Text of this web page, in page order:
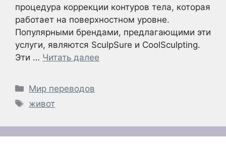
процедура коррекции контуров тела, которая
работает на поверхностном уровне.
Популярными брендами, предлагающими эти
услуги, являются SculpSure и CoolSculpting.
Эти … Читать далее
Рубрики
Мир переводов
Метки
живот